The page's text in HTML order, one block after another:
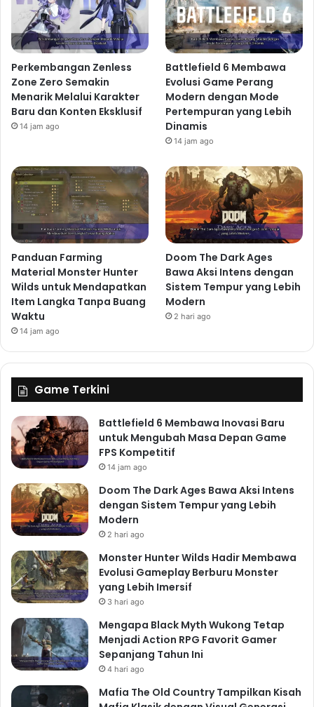
Perkembangan Zenless
Zone Zero Semakin
Menarik Melalui Karakter
Baru dan Konten Eksklusif
14 jam ago
Battlefield 6 Membawa
Evolusi Game Perang
Modern dengan Mode
Pertempuran yang Lebih
Dinamis
14 jam ago
Panduan Farming
Material Monster Hunter
Wilds untuk Mendapatkan
Item Langka Tanpa Buang
Waktu
14 jam ago
Doom The Dark Ages
Bawa Aksi Intens dengan
Sistem Tempur yang Lebih
Modern
2 hari ago
Game Terkini
Battlefield 6 Membawa Inovasi Baru
untuk Mengubah Masa Depan Game
FPS Kompetitif
14 jam ago
Doom The Dark Ages Bawa Aksi Intens
dengan Sistem Tempur yang Lebih
Modern
2 hari ago
Monster Hunter Wilds Hadir Membawa
Evolusi Gameplay Berburu Monster
yang Lebih Imersif
3 hari ago
Mengapa Black Myth Wukong Tetap
Menjadi Action RPG Favorit Gamer
Sepanjang Tahun Ini
4 hari ago
Mafia The Old Country Tampilkan Kisah